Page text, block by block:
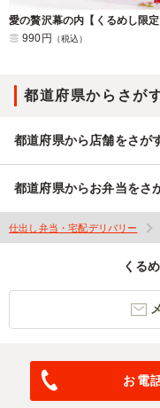
愛の贅沢幕の内【くるめし限定
990円
（税込）
都道府県からさが
都道府県から店舗をさが
都道府県からお弁当をさ
仕出し弁当・宅配デリバリー
くる
お電